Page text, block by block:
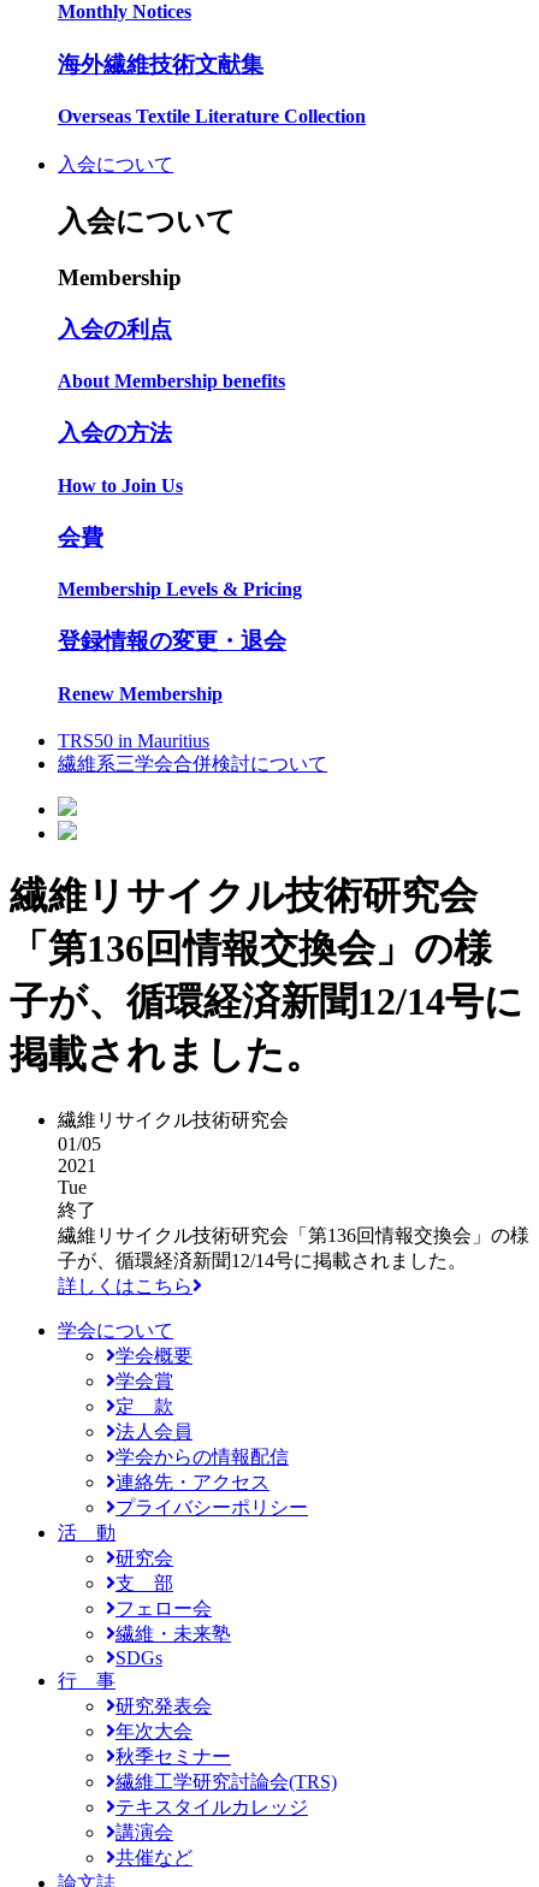
Monthly Notices
海外繊維技術文献集
Overseas Textile Literature Collection
入会について
入会について
Membership
入会の利点
About Membership benefits
入会の方法
How to Join Us
会費
Membership Levels & Pricing
登録情報の変更・退会
Renew Membership
TRS50 in Mauritius
繊維系三学会合併検討について
繊維リサイクル技術研究会
「第136回情報交換会」の様
子が、循環経済新聞12/14号に
掲載されました。
繊維リサイクル技術研究会
01/05
2021
Tue
終了
繊維リサイクル技術研究会「第136回情報交換会」の様
子が、循環経済新聞12/14号に掲載されました。
詳しくはこちら
学会について
学会概要
学会賞
定 款
法人会員
学会からの情報配信
連絡先・アクセス
プライバシーポリシー
活 動
研究会
支 部
フェロー会
繊維・未来塾
SDGs
行 事
研究発表会
年次大会
秋季セミナー
繊維工学研究討論会(TRS)
テキスタイルカレッジ
講演会
共催など
論文誌